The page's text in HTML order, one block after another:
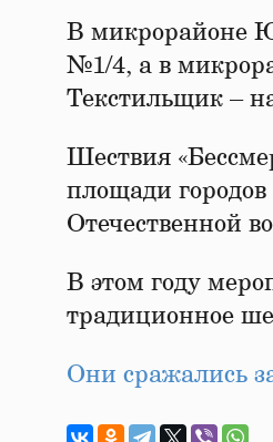
В микрорайоне
№1/4, а в
Текстильщик –
Шествия
площади городов
Отечественной
В этом году
традиционное
Они сражались